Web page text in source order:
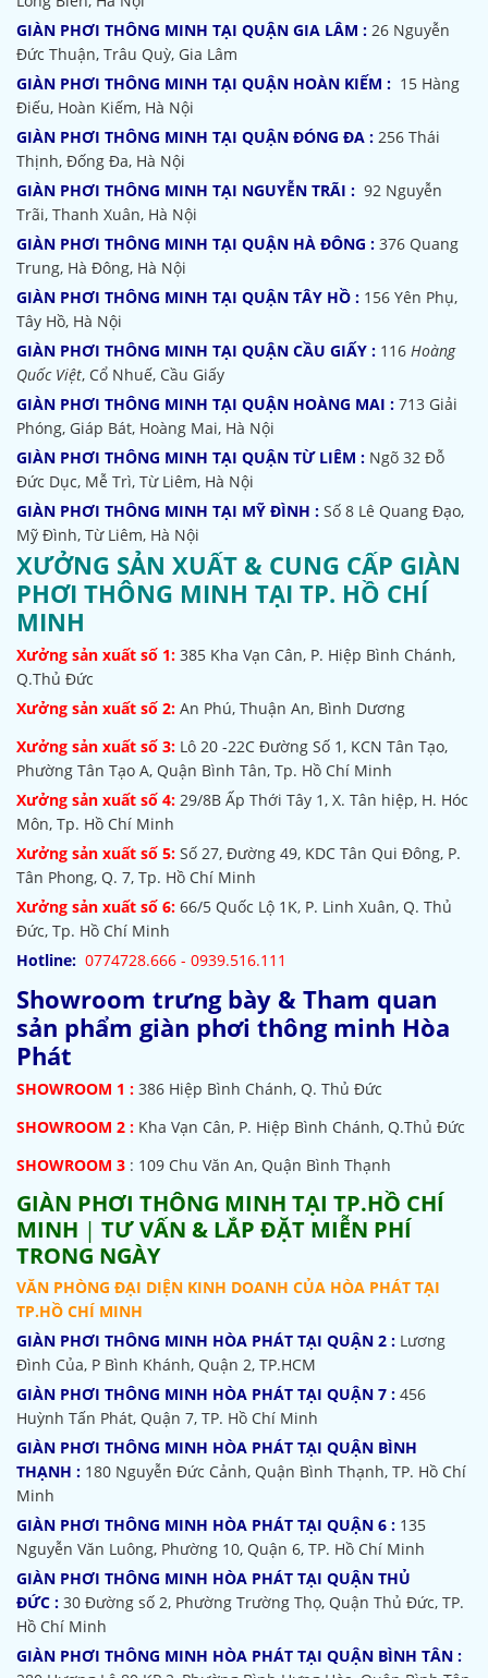
GIÀN PHƠI THÔNG MINH TẠI QUẬN GIA LÂM : 26 Nguyễn
Đức Thuận, Trâu Quỳ, Gia Lâm
GIÀN PHƠI THÔNG MINH TẠI QUẬN HOÀN KIẾM : 15 Hàng
Điếu, Hoàn Kiếm, Hà Nội
GIÀN PHƠI THÔNG MINH TẠI QUẬN ĐÓNG ĐA : 256 Thái
Thịnh, Đống Đa, Hà Nội
GIÀN PHƠI THÔNG MINH TẠI NGUYỄN TRÃI : 92 Nguyễn
Trãi, Thanh Xuân, Hà Nội
GIÀN PHƠI THÔNG MINH TẠI QUẬN HÀ ĐÔNG : 376 Quang
Trung, Hà Đông, Hà Nội
GIÀN PHƠI THÔNG MINH TẠI QUẬN TÂY HỒ : 156 Yên Phụ,
Tây Hồ, Hà Nội
GIÀN PHƠI THÔNG MINH TẠI QUẬN CẦU GIẤY : 116 Hoàng
Quốc Việt, Cổ Nhuế, Cầu Giấy
GIÀN PHƠI THÔNG MINH TẠI QUẬN HOÀNG MAI : 713 Giải
Phóng, Giáp Bát, Hoàng Mai, Hà Nội
GIÀN PHƠI THÔNG MINH TẠI QUẬN TỪ LIÊM : Ngõ 32 Đỗ
Đức Dục, Mễ Trì, Từ Liêm, Hà Nội
GIÀN PHƠI THÔNG MINH TẠI MỸ ĐÌNH : Số 8 Lê Quang Đạo,
Mỹ Đình, Từ Liêm, Hà Nội
XƯỞNG SẢN XUẤT & CUNG CẤP GIÀN
PHƠI THÔNG MINH TẠI TP. HỒ CHÍ
MINH
Xưởng sản xuất số 1: 385 Kha Vạn Cân, P. Hiệp Bình Chánh,
Q.Thủ Đức
Xưởng sản xuất số 2: An Phú, Thuận An, Bình Dương
Xưởng sản xuất số 3: Lô 20 -22C Đường Số 1, KCN Tân Tạo,
Phường Tân Tạo A, Quận Bình Tân, Tp. Hồ Chí Minh
Xưởng sản xuất số 4: 29/8B Ấp Thới Tây 1, X. Tân hiệp, H. Hóc
Môn, Tp. Hồ Chí Minh
Xưởng sản xuất số 5: Số 27, Đường 49, KDC Tân Qui Đông, P.
Tân Phong, Q. 7, Tp. Hồ Chí Minh
Xưởng sản xuất số 6: 66/5 Quốc Lộ 1K, P. Linh Xuân, Q. Thủ
Đức, Tp. Hồ Chí Minh
Hotline: 0774728.666 - 0939.516.111
Showroom trưng bày & Tham quan
sản phẩm giàn phơi thông minh Hòa
Phát
SHOWROOM 1 : 386 Hiệp Bình Chánh, Q. Thủ Đức
SHOWROOM 2 : Kha Vạn Cân, P. Hiệp Bình Chánh, Q.Thủ Đức
SHOWROOM 3 : 109 Chu Văn An, Quận Bình Thạnh
GIÀN PHƠI THÔNG MINH TẠI TP.HỒ CHÍ
MINH | TƯ VẤN & LẮP ĐẶT MIỄN PHÍ
TRONG NGÀY
VĂN PHÒNG ĐẠI DIỆN KINH DOANH CỦA HÒA PHÁT TẠI
TP.HỒ CHÍ MINH
GIÀN PHƠI THÔNG MINH HÒA PHÁT TẠI QUẬN 2 : Lương
Đình Của, P Bình Khánh, Quận 2, TP.HCM
GIÀN PHƠI THÔNG MINH HÒA PHÁT TẠI QUẬN 7 : 456
Huỳnh Tấn Phát, Quận 7, TP. Hồ Chí Minh
GIÀN PHƠI THÔNG MINH HÒA PHÁT TẠI QUẬN BÌNH
THẠNH : 180 Nguyễn Đức Cảnh, Quận Bình Thạnh, TP. Hồ Chí
Minh
GIÀN PHƠI THÔNG MINH HÒA PHÁT TẠI QUẬN 6 : 135
Nguyễn Văn Luông, Phường 10, Quận 6, TP. Hồ Chí Minh
GIÀN PHƠI THÔNG MINH HÒA PHÁT TẠI QUẬN THỦ
ĐỨC : 30 Đường số 2, Phường Trường Thọ, Quận Thủ Đức, TP.
Hồ Chí Minh
GIÀN PHƠI THÔNG MINH HÒA PHÁT TẠI QUẬN BÌNH TÂN :